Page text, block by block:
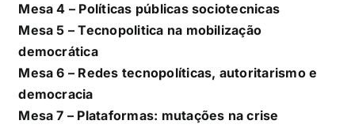
Mesa 4 – Políticas públicas sociotecnicas
Mesa 5 – Tecnopolitica na mobilização
democrática
Mesa 6 – Redes tecnopolíticas, autoritarismo e
democracia
Mesa 7 – Plataformas: mutações na crise